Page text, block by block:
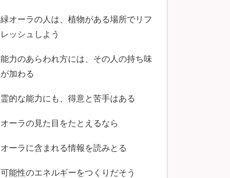
緑オーラの人は、植物がある場所でリフ
レッシュしよう
能力のあらわれ方には、その人の持ち味
が加わる
霊的な能力にも、得意と苦手はある
オーラの見た目をたとえるなら
オーラに含まれる情報を読みとる
可能性のエネルギーをつくりだそう